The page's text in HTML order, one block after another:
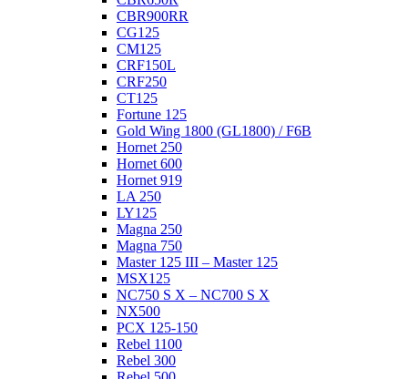
CBR900RR
CG125
CM125
CRF150L
CRF250
CT125
Fortune 125
Gold Wing 1800 (GL1800) / F6B
Hornet 250
Hornet 600
Hornet 919
LA 250
LY125
Magna 250
Magna 750
Master 125 III – Master 125
MSX125
NC750 S X – NC700 S X
NX500
PCX 125-150
Rebel 1100
Rebel 300